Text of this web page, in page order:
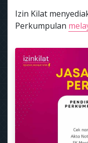
Izin Kilat
Perkumpulan